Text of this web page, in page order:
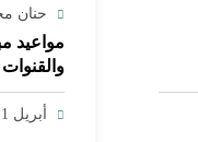
حنان
أبريل 1, 2026